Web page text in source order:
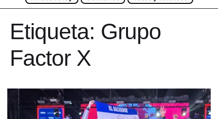
Etiqueta: Grupo
Factor X